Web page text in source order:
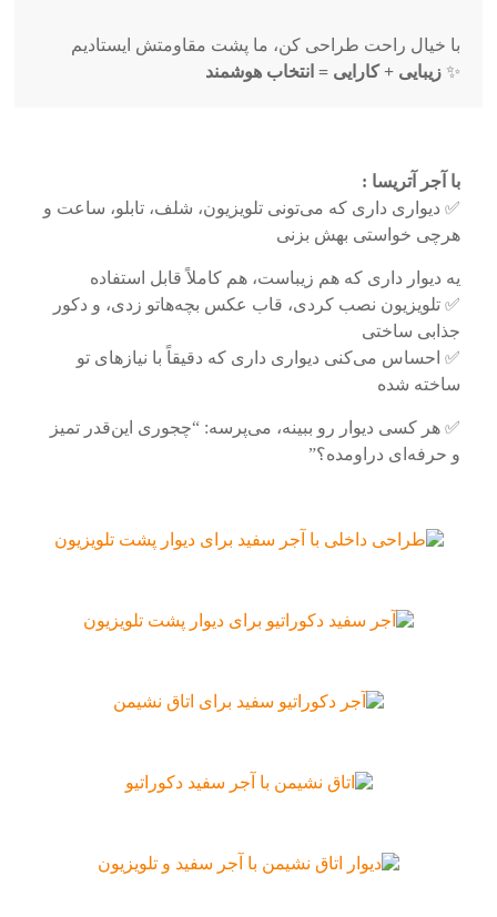
با خیال راحت طراحی کن، ما پشت مقاومتش ایستادیم
✨ زیبایی + کارایی = انتخاب هوشمند
با آجر آتریسا :
✅ دیواری داری که می‌تونی تلویزیون، شلف، تابلو، ساعت و
هرچی خواستی بهش بزنی
یه دیوار داری که هم زیباست، هم کاملاً قابل استفاده
✅ تلویزیون نصب کردی، قاب عکس بچه‌هاتو زدی، و دکور
جذابی ساختی
✅ احساس می‌کنی دیواری داری که دقیقاً با نیازهای تو
ساخته شده
✅ هر کسی دیوار رو ببینه، می‌پرسه: “چجوری این‌قدر تمیز
و حرفه‌ای دراومده؟”